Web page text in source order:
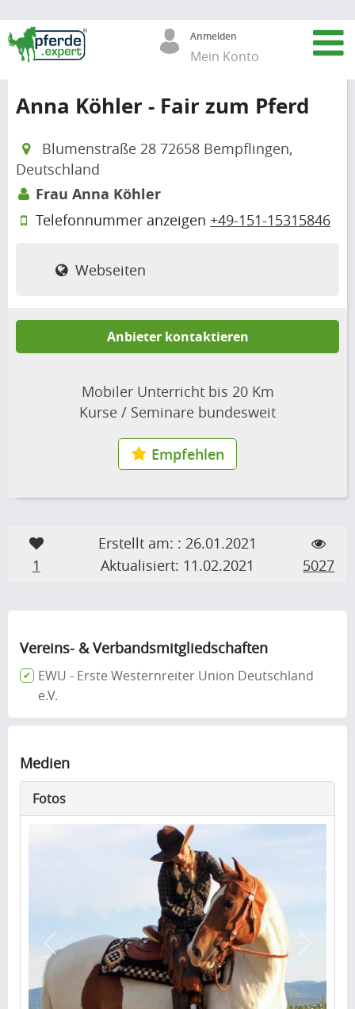
Anmelden
Mein Konto
Anna Köhler - Fair zum Pferd
Blumenstraße 28 72658 Bempflingen,
Deutschland
Frau Anna Köhler
Telefonnummer anzeigen +49-151-15315846
Webseiten
Anbieter kontaktieren
Mobiler Unterricht bis 20 Km
Kurse / Seminare bundesweit
Empfehlen
1
Erstellt am: : 26.01.2021
Aktualisiert: 11.02.2021
5027
Vereins- & Verbandsmitgliedschaften
EWU - Erste Westernreiter Union Deutschland
e.V.
Medien
Fotos